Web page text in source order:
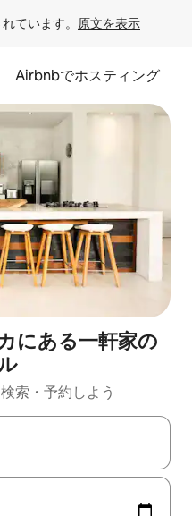
ています。 原文を表示
Airbnbでホスティング
にある一軒家の
索・予約しよう
矢印キーを使って移動するか